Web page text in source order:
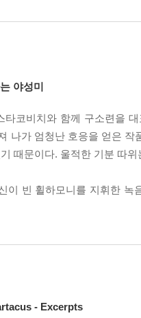
야성미
타코비치와 함께 구소련을
나가 엄청난 호응을 얻은
때문이다. 울적한 기분 따
이 빈 휠하모니를 지휘한
- Excerpts